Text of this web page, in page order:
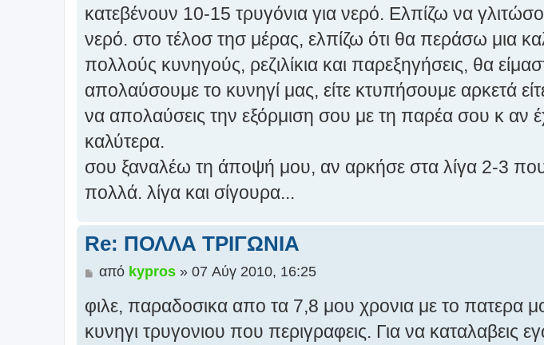
κατεβένουν 10-15 τρυγόνια για νερό. Ελπίζω να
νερό. στο τέλοσ τησ μέρας, ελπίζω ότι θα περάσω μια
πολλούς κυνηγούς, ρεζιλίκια και παρεξηγήσεις, θα
απολαύσουμε το κυνηγί μας, είτε κτυπήσουμε αρκετά
να απολαύσεις την εξόρμιση σου με τη παρέα σου κ αν
καλύτερα.
σου ξαναλέω τη άποψή μου, αν αρκήσε στα λίγα 2-3
πολλά. λίγα και σίγουρα...
Re: ΠΟΛΛΑ ΤΡΙΓΩΝΙΑ
Δ
μ
σ
από kypros» 07 Αύγ 2010, 16:25
φιλε, παραδοσικα απο τα 7,8 μου χρονια με το πατερα
κυνηγι τρυγονιου που περιγραφεις. Για να καταλαβεις